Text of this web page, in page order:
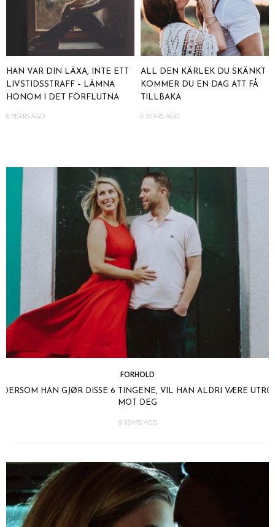
HAN VAR DIN LÄXA, INTE ETT
LIVSTIDSSTRAFF – LÄMNA
HONOM I DET FÖRFLUTNA
6 YEARS AGO
ALL DEN KÄRLEK DU SKÄNKT
KOMMER DU EN DAG ATT FÅ
TILLBAKA
6 YEARS AGO
FORHOLD
DERSOM HAN GJØR DISSE 6 TINGENE, VIL HAN ALDRI VÆRE UTRO
MOT DEG
8 YEARS AGO